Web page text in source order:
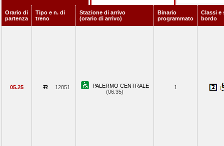
Orario di
partenza
Tipo e n. di
treno
Stazione di arrivo
(orario di arrivo)
Binario
programmato
Classi e
bordo
05.25 12851
PALERMO CENTRALE
(06.35)
1